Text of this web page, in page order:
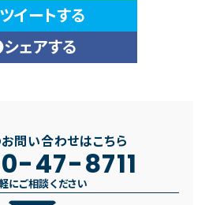
ツイートする
シェアする
問い合わせはこちら
47-8711
にご相談ください